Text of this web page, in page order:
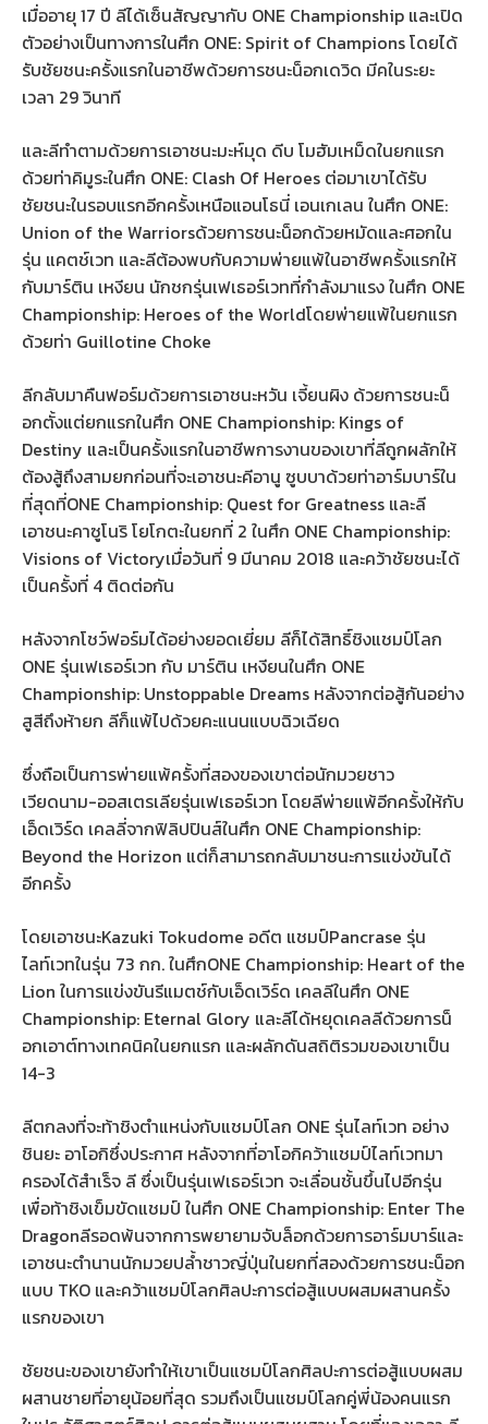
เมื่ออายุ 17 ปี ลีได้เซ็นสัญญากับ ONE Championship และเปิด
ตัวอย่างเป็นทางการในศึก ONE: Spirit of Champions โดยได้
รับชัยชนะครั้งแรกในอาชีพด้วยการชนะน็อกเดวิด มีคในระยะ
เวลา 29 วินาที
และลีทำตามด้วยการเอาชนะมะห์มุด ดีบ โมฮัมเหม็ดในยกแรก
ด้วยท่าคิมูระในศึก ONE: Clash Of Heroes ต่อมาเขาได้รับ
ชัยชนะในรอบแรกอีกครั้งเหนือแอนโธนี่ เอนเกเลน ในศึก ONE:
Union of the Warriorsด้วยการชนะน็อกด้วยหมัดและศอกใน
รุ่น แคตช์เวท และลีต้องพบกับความพ่ายแพ้ในอาชีพครั้งแรกให้
กับมาร์ติน เหงียน นักชกรุ่นเฟเธอร์เวทที่กำลังมาแรง ในศึก ONE
Championship: Heroes of the Worldโดยพ่ายแพ้ในยกแรก
ด้วยท่า Guillotine Choke
ลีกลับมาคืนฟอร์มด้วยการเอาชนะหวัน เจี้ยนผิง ด้วยการชนะน็
อกตั้งแต่ยกแรกในศึก ONE Championship: Kings of
Destiny และเป็นครั้งแรกในอาชีพการงานของเขาที่ลีถูกผลักให้
ต้องสู้ถึงสามยกก่อนที่จะเอาชนะคีอานู ซูบบาด้วยท่าอาร์มบาร์ใน
ที่สุดที่ONE Championship: Quest for Greatness และลี
เอาชนะคาซูโนริ โยโกตะในยกที่ 2 ในศึก ONE Championship:
Visions of Victoryเมื่อวันที่ 9 มีนาคม 2018 และคว้าชัยชนะได้
เป็นครั้งที่ 4 ติดต่อกัน
หลังจากโชว์ฟอร์มได้อย่างยอดเยี่ยม ลีก็ได้สิทธิ์ชิงแชมป์โลก
ONE รุ่นเฟเธอร์เวท กับ มาร์ติน เหงียนในศึก ONE
Championship: Unstoppable Dreams หลังจากต่อสู้กันอย่าง
สูสีถึงห้ายก ลีก็แพ้ไปด้วยคะแนนแบบฉิวเฉียด
ซึ่งถือเป็นการพ่ายแพ้ครั้งที่สองของเขาต่อนักมวยชาว
เวียดนาม-ออสเตรเลียรุ่นเฟเธอร์เวท โดยลีพ่ายแพ้อีกครั้งให้กับ
เอ็ดเวิร์ด เคลลี่จากฟิลิปปินส์ในศึก ONE Championship:
Beyond the Horizon แต่ก็สามารถกลับมาชนะการแข่งขันได้
อีกครั้ง
โดยเอาชนะKazuki Tokudome อดีต แชมป์Pancrase รุ่น
ไลท์เวทในรุ่น 73 กก. ในศึกONE Championship: Heart of the
Lion ในการแข่งขันรีแมตช์กับเอ็ดเวิร์ด เคลลีในศึก ONE
Championship: Eternal Glory และลีได้หยุดเคลลีด้วยการน็
อกเอาต์ทางเทคนิคในยกแรก และผลักดันสถิติรวมของเขาเป็น
14-3
ลีตกลงที่จะท้าชิงตำแหน่งกับแชมป์โลก ONE รุ่นไลท์เวท อย่าง
ชินยะ อาโอกิซึ่งประกาศ หลังจากที่อาโอกิคว้าแชมป์ไลท์เวทมา
ครองได้สำเร็จ ลี ซึ่งเป็นรุ่นเฟเธอร์เวท จะเลื่อนชั้นขึ้นไปอีกรุ่น
เพื่อท้าชิงเข็มขัดแชมป์ ในศึก ONE Championship: Enter The
Dragonลีรอดพ้นจากการพยายามจับล็อกด้วยการอาร์มบาร์และ
เอาชนะตำนานนักมวยปล้ำชาวญี่ปุ่นในยกที่สองด้วยการชนะน็อก
แบบ TKO และคว้าแชมป์โลกศิลปะการต่อสู้แบบผสมผสานครั้ง
แรกของเขา
ชัยชนะของเขายังทำให้เขาเป็นแชมป์โลกศิลปะการต่อสู้แบบผสม
ผสานชายที่อายุน้อยที่สุด รวมถึงเป็นแชมป์โลกคู่พี่น้องคนแรก